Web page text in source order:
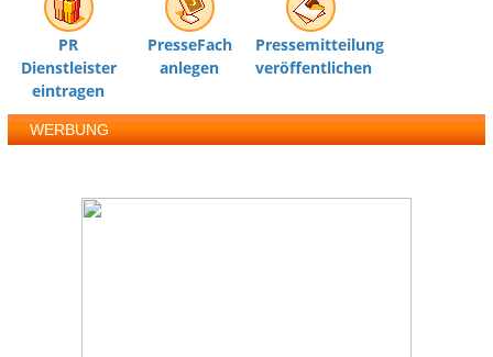
PR
Dienstleister
eintragen
PresseFach
anlegen
Pressemitteilung
veröffentlichen
WERBUNG